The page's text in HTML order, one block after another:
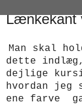
Lænkekant
Man skal
dette
dejlige
hvordan jeg
ene farve